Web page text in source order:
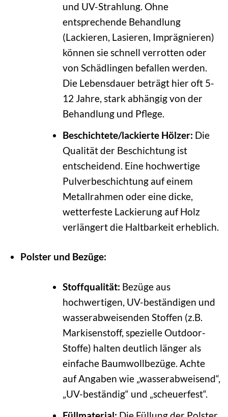
und UV-Strahlung. Ohne
entsprechende Behandlung
(Lackieren, Lasieren, Imprägnieren)
können sie schnell verrotten oder
von Schädlingen befallen werden.
Die Lebensdauer beträgt hier oft 5-
12 Jahre, stark abhängig von der
Behandlung und Pflege.
Beschichtete/lackierte Hölzer: Die
Qualität der Beschichtung ist
entscheidend. Eine hochwertige
Pulverbeschichtung auf einem
Metallrahmen oder eine dicke,
wetterfeste Lackierung auf Holz
verlängert die Haltbarkeit erheblich.
Polster und Bezüge:
Stoffqualität: Bezüge aus
hochwertigen, UV-beständigen und
wasserabweisenden Stoffen (z.B.
Markisenstoff, spezielle Outdoor-
Stoffe) halten deutlich länger als
einfache Baumwollbezüge. Achte
auf Angaben wie „wasserabweisend“,
„UV-beständig“ und „scheuerfest“.